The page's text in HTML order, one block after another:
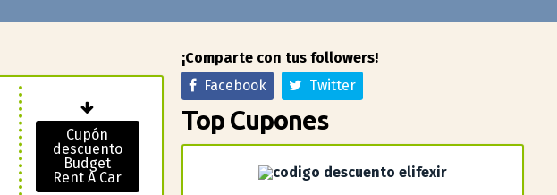
Cupón
descuento
Budget
Rent A Car
¡Comparte con tus followers!
Facebook
Twitter
Top Cupones